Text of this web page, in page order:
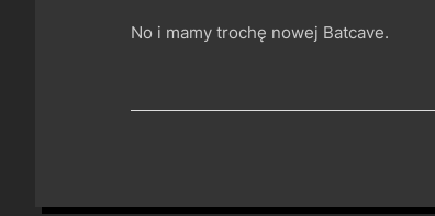
No i mamy trochę nowej Batcave.